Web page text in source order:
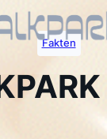
Fakten